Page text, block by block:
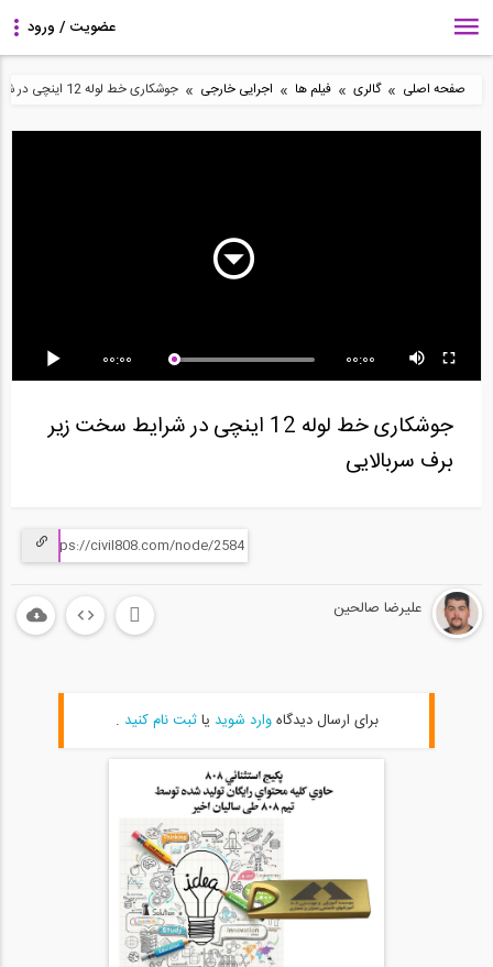
صفحه اصلی » گالری » فیلم ها » اجرایی خارجی » جوشکاری خط لوله 12 اینچی در شرایط سخت زیر برف سربالایی
نحوه بارگیری کامیون خاکبر
ساخت جدول بتنی
Tension Indicator-...
00:00 00:00
جوشکاری خط لوله 12 اینچی در شرایط سخت زیر
برف سربالایی
علیرضا صالحین
برای ارسال دیدگاهوارد شوید یاثبت نام کنید .